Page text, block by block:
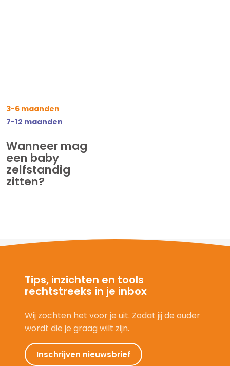
3-6 maanden
7-12 maanden
Wanneer mag
een baby
zelfstandig
zitten?
Tips, inzichten en tools
rechtstreeks in je inbox
Wij zochten het voor je uit. Zodat jij de ouder
wordt die je graag wilt zijn.
Inschrijven nieuwsbrief